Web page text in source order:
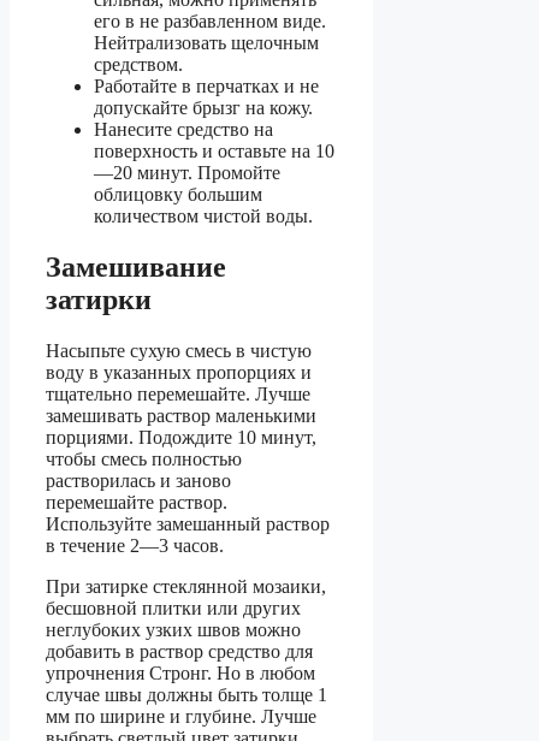
его в не разбавленном виде.
Нейтрализовать щелочным
средством.
Работайте в перчатках и не
допускайте брызг на кожу.
Нанесите средство на
поверхность и оставьте на 10
—20 минут. Промойте
облицовку большим
количеством чистой воды.
Замешивание
затирки
Насыпьте сухую смесь в чистую
воду в указанных пропорциях и
тщательно перемешайте. Лучше
замешивать раствор маленькими
порциями. Подождите 10 минут,
чтобы смесь полностью
растворилась и заново
перемешайте раствор.
Используйте замешанный раствор
в течение 2—3 часов.
При затирке стеклянной мозаики,
бесшовной плитки или других
неглубоких узких швов можно
добавить в раствор средство для
упрочнения Стронг. Но в любом
случае швы должны быть толще 1
мм по ширине и глубине. Лучше